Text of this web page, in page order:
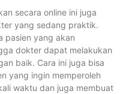
secara online ini juga
yang sedang praktik.
pasien yang akan
dokter dapat melakukan
baik. Cara ini juga bisa
yang ingin memperoleh
waktu dan juga membuat